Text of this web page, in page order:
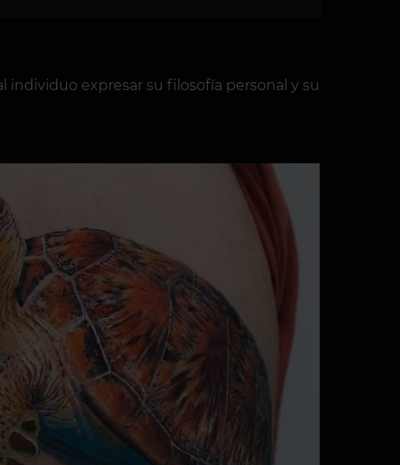
expresar su filosofía personal y su